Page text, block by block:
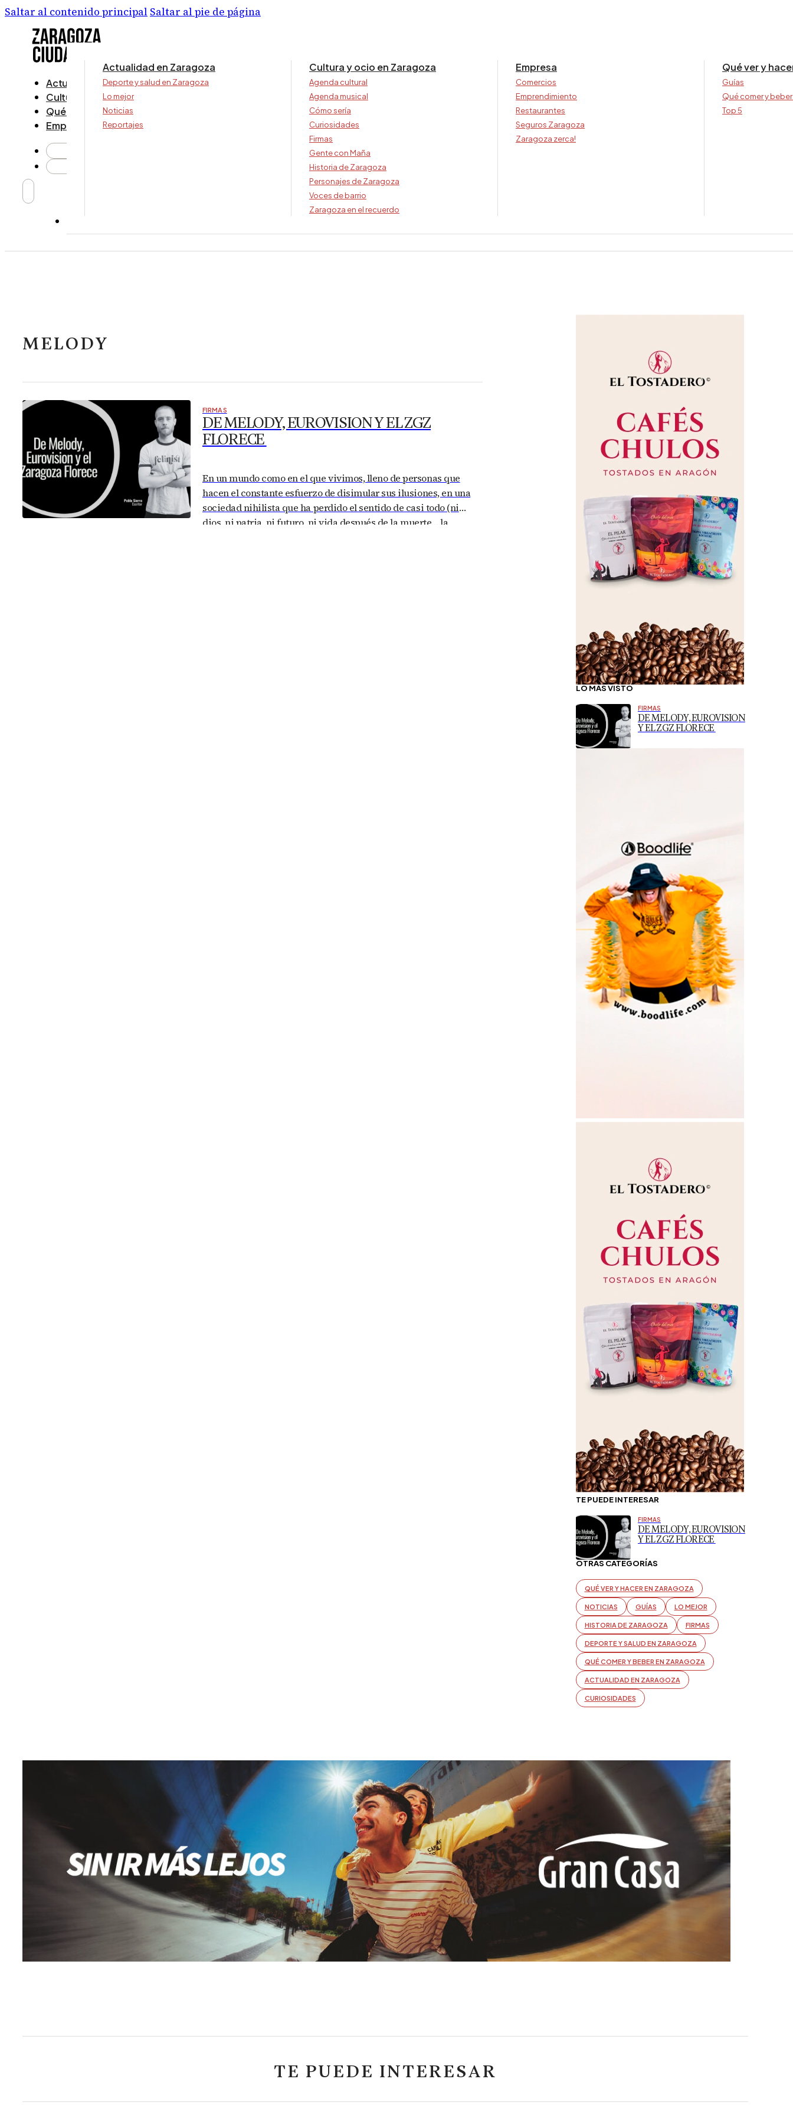
Saltar al contenido principal Saltar al pie de página
Actualidad
Cultura y ocio
Qué ver y hacer
Empresa
Actualidad en Zaragoza
Deporte y salud en Zaragoza
Lo mejor
Noticias
Reportajes
Cultura y ocio en Zaragoza
Agenda cultural
Agenda musical
Cómo sería
Curiosidades
Firmas
Gente con Maña
Historia de Zaragoza
Personajes de Zaragoza
Voces de barrio
Zaragoza en el recuerdo
Empresa
Comercios
Emprendimiento
Restaurantes
Seguros Zaragoza
Zaragoza zerca!
Qué ver y
Guías
Qué comer y
Top 5
MELODY
FIRMAS
DE MELODY, EUROVISION Y EL ZGZ
FLORECE
En un mundo como en el que vivimos, lleno de personas que
hacen el constante esfuerzo de disimular sus ilusiones, en una
sociedad nihilista que ha perdido el sentido de casi todo (ni
dios, ni patria, ni futuro, ni vida después de la muerte… la
LO MÁS VISTO
FIRMAS
DE MELODY, EUROVISION
Y EL ZGZ FLORECE
TE PUEDE INTERESAR
FIRMAS
DE MELODY, EUROVISION
Y EL ZGZ FLORECE
OTRAS CATEGORÍAS
QUÉ VER Y HACER EN ZARAGOZA
NOTICIAS GUÍAS LO MEJOR
HISTORIA DE ZARAGOZA FIRMAS
DEPORTE Y SALUD EN ZARAGOZA
QUÉ COMER Y BEBER EN ZARAGOZA
ACTUALIDAD EN ZARAGOZA
CURIOSIDADES
TE PUEDE INTERESAR